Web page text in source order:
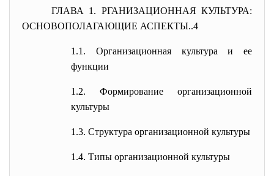
ГЛАВА 1. РГАНИЗАЦИОННАЯ КУЛЬТУРА:
ОСНОВОПОЛАГАЮЩИЕ АСПЕКТЫ..4
1.1 . Организационная культура и ее
функции
1.2. Формирование организационной
культуры
1.3. Структура организационной культуры
1.4. Типы организационной культуры